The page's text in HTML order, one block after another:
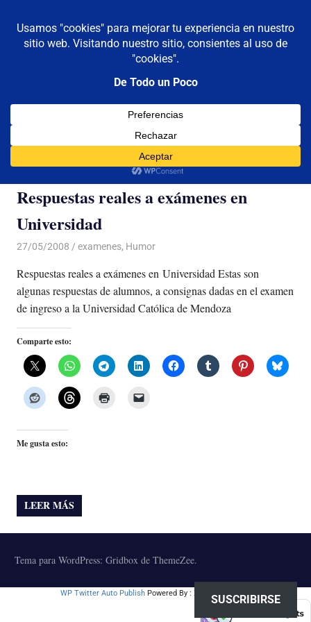
contenido
De todo un poco
Reflexiones,
Viajes
MENÚ
Categoría:examenes
Respuestas reales a exámenes en
Universidad
27/05/2008 Luis Castellanos
examenes, Humor
Respuestas reales a exámenes en Universidad Estas son
algunas respuestas de alumnos, a consignas dadas en el examen
de ingreso a la Universidad Católica de Mendoza
Comparte esto:
Me gusta esto:
LEER MÁS
Tema para WordPress: Gridbox de ThemeZee.
WP Twitter Auto Publish Powered By : XYZScripts.com
SUSCRIBIRSE